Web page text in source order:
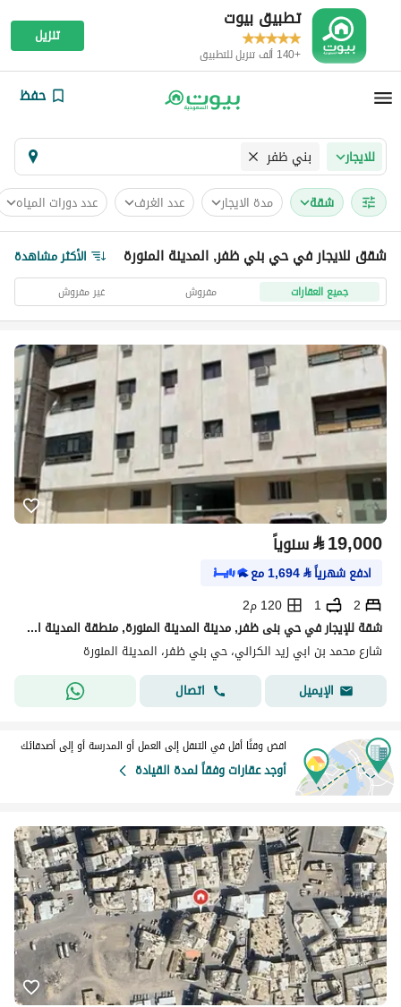
تطبيق بيوت
+140 ألف تنزيل للتطبيق
تنزيل
حفظ
للايجار بني ظفر
شقة مدة الايجار عدد الغرف عدد دورات المياه
شقق للايجار في حي بني ظفر, المدينة المنورة الأكثر مشاهدة
جميع العقارات مفروش غير مفروش
⃁19,000 سنوياً
ادفع شهرياً⃁
1,694مع
2
1
120 م2
شقة للإيجار في حي بنى ظفر, مدينة المدينة المنورة, منطقة المدينة المنورة
شارع محمد بن ابي زيد الكراني، حي بني ظفر، المدينة المنورة
الإيميل
اتصال
اقض وقتًا أقل في التنقل إلى العمل أو المدرسة أو إلى أصدقائك
أوجد عقارات وفقاً لمدة القيادة